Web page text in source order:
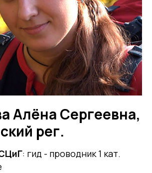
Алёна Сергеевна,
рег.
: гид - проводник 1 кат.